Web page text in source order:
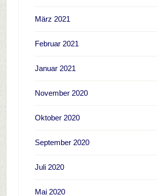
März 2021
Februar 2021
Januar 2021
November 2020
Oktober 2020
September 2020
Juli 2020
Mai 2020